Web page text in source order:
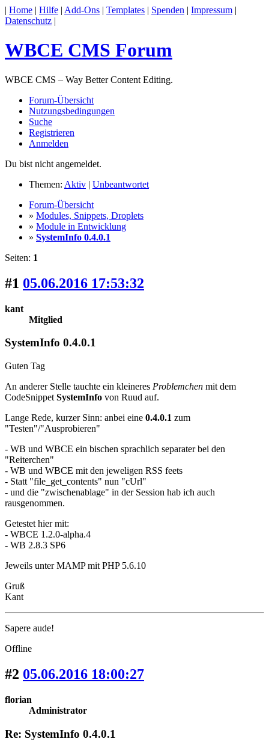
| Home | Hilfe | Add-Ons | Templates | Spenden | Impressum |
Datenschutz |
WBCE CMS Forum
WBCE CMS – Way Better Content Editing.
Forum-Übersicht
Nutzungsbedingungen
Suche
Registrieren
Anmelden
Du bist nicht angemeldet.
Themen: Aktiv | Unbeantwortet
Forum-Übersicht
» Modules, Snippets, Droplets
» Module in Entwicklung
» SystemInfo 0.4.0.1
Seiten: 1
#1 05.06.2016 17:53:32
kant
Mitglied
SystemInfo 0.4.0.1
Guten Tag
An anderer Stelle tauchte ein kleineres Problemchen mit dem
CodeSnippet SystemInfo von Ruud auf.
Lange Rede, kurzer Sinn: anbei eine 0.4.0.1 zum
"Testen"/"Ausprobieren"
- WB und WBCE ein bischen sprachlich separater bei den
"Reiterchen"
- WB und WBCE mit den jeweligen RSS feets
- Statt "file_get_contents" nun "cUrl"
- und die "zwischenablage" in der Session hab ich auch
rausgenommen.
Getestet hier mit:
- WBCE 1.2.0-alpha.4
- WB 2.8.3 SP6
Jeweils unter MAMP mit PHP 5.6.10
Gruß
Kant
Sapere aude!
Offline
#2 05.06.2016 18:00:27
florian
Administrator
Re: SystemInfo 0.4.0.1